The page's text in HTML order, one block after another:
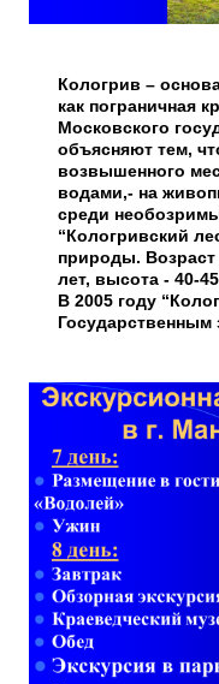
Кологрив –
как пограничная
Московского
объясняют тем,
возвышенного
водами,- на
среди
“Кологривский
природы. Возраст
лет, высота - 40-
В 2005 году
Государственным